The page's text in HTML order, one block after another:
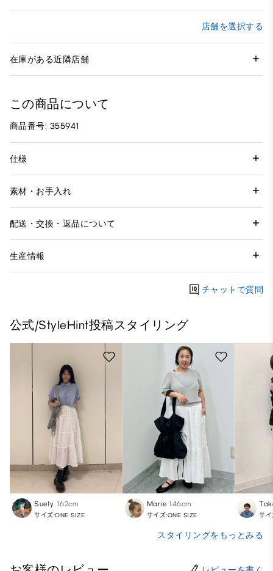
店舗を選択する
在庫がある近隣店舗
この商品について
商品番号: 355941
仕様
素材・お手入れ
配送・交換・返品について
生産情報
チャットで質問
公式/StyleHint投稿スタイリング
Suety 162cm
サイズ:ONE SIZE
Marie 146cm
サイズ:ONE SIZE サ
スタイリングをもっとみる